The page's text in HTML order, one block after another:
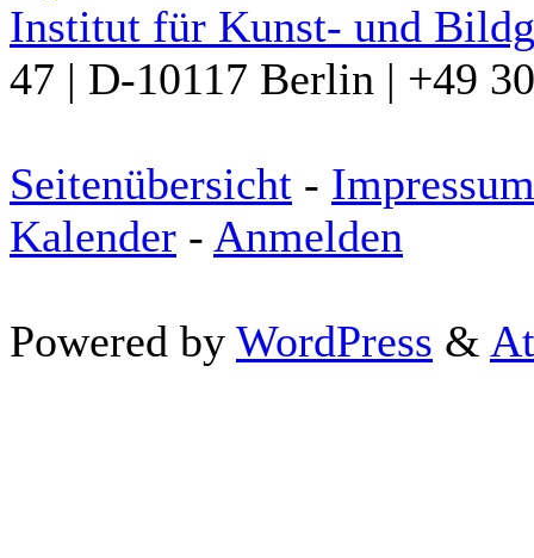
Institut für Kunst- und
47 | D-10117 Berlin | +49
Seitenübersicht - Impressum
Kalender - Anmelden
Powered by WordPress &